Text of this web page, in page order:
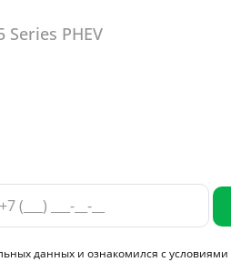
PHEV
данных и ознакомился с условиями